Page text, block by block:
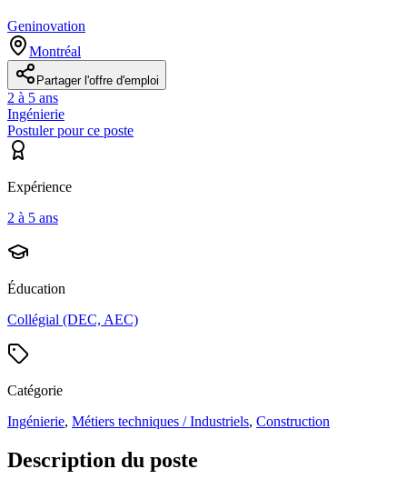
Geninovation
Montréal
Partager l'offre d'emploi
2 à 5 ans
Ingénierie
Postuler pour ce poste
Expérience
2 à 5 ans
Éducation
Collégial (DEC, AEC)
Catégorie
Ingénierie, Métiers techniques / Industriels, Construction
Description du poste